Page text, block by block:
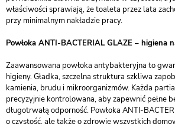
właściwości sprawiają, że toaleta przez lata
przy minimalnym nakładzie pracy.
Powłoka ANTI-BACTERIAL GLAZE – higiena
Zaawansowana powłoka antybakteryjna to
higieny. Gładka, szczelna struktura szkliwa
kamienia, brudu i mikroorganizmów. Każda
precyzyjnie kontrolowana, aby zapewnić pełne
długotrwałą odporność. Powłoka ANTI-
o czystość, ale także o zdrowie wszystkich